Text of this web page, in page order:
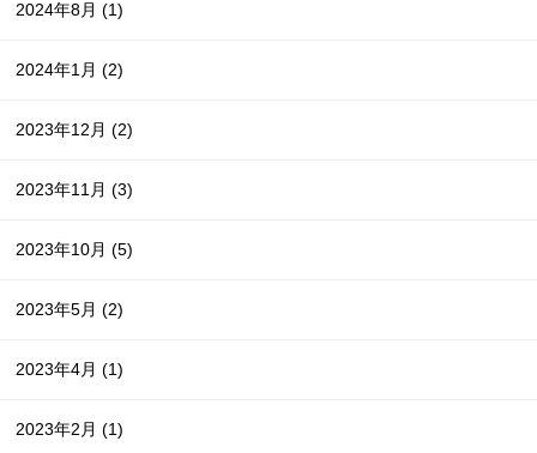
2024年8月(1)
2024年1月(2)
2023年12月(2)
2023年11月(3)
2023年10月(5)
2023年5月(2)
2023年4月(1)
2023年2月(1)